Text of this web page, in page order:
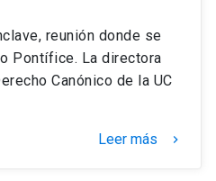
reunión donde se
Pontífice. La directora
Canónico de la UC
Leer más keyboard_arrow_right